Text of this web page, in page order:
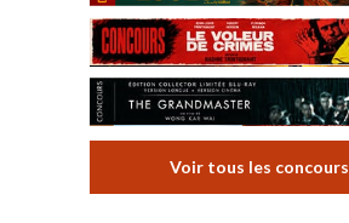
Voir tous les concours